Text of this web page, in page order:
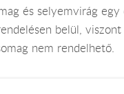
és selyemvirág
belül,
nem rendelhető.